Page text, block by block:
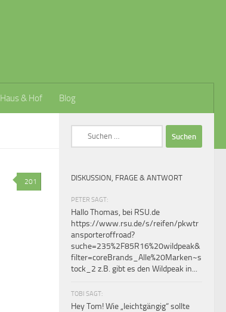
Haus & Hof Blog
201 DISKUSSION, FRAGE & ANTWORT
PETER SAGT:
Hallo Thomas, bei RSU.de
https://www.rsu.de/s/reifen/pkwtr
ansporteroffroad?
suche=235%2F85R16%20wildpeak&
filter=coreBrands_Alle%20Marken~s
tock_2 z.B. gibt es den Wildpeak in...
TOBI SAGT:
Hey Tom! Wie „leichtgängig“ sollte